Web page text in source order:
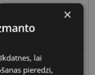
×
lai
pieredzi,